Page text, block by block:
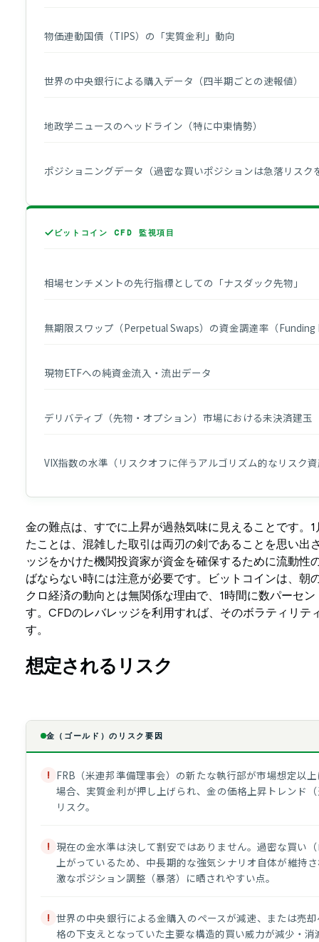
物価連動国債（TIPS）の「実質金利」動向
世界の中央銀行による購入データ（四半期ごとの速報値）
地政学ニュースのヘッドライン（特に中東情勢）
ポジショニングデータ（過密な買いポジションは急落リスク
ビットコイン CFD 監視項目
相場センチメントの先行指標としての「ナスダック先物」
無期限スワップ（Perpetual Swaps）の資金調達率（Funding
現物ETFへの純資金流入・流出データ
デリバティブ（先物・オプション）市場における未決済建
VIX指数の水準（リスクオフに伴うアルゴリズム的なリスク
金の難点は、すでに上昇が過熱気味に見えることです。
たことは、混雑した取引は両刃の剣であることを思い出
ッジをかけた機関投資家が資金を確保するために流動性
ばならない時には注意が必要です。ビットコインは、朝
クロ経済の動向とは無関係な理由で、1時間に数パーセ
す。CFDのレバレッジを利用すれば、そのボラティリテ
す。
想定されるリスク
金（ゴールド）のリスク要因
! FRB（米連邦準備理事会）の新たな執行部が市場想定以
場合、実質金利が押し上げられ、金の価格上昇トレンド
リスク。
! 現在の金水準は決して割安ではありません。過密な買い
上がっているため、中長期的な強気シナリオ自体が維持
激なポジション調整（暴落）に晒されやすい点。
! 世界の中央銀行による金購入のペースが減速、または売
格の下支えとなっていた主要な構造的買い威力が減少・消